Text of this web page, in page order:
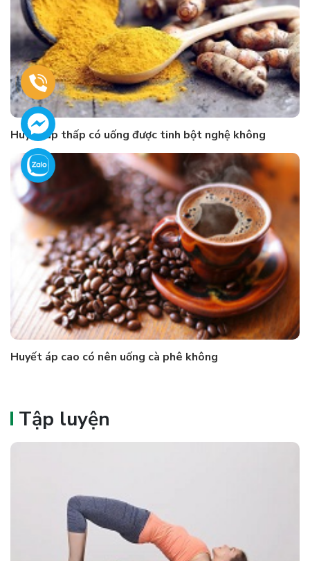
Huyết áp thấp có uống được tinh bột nghệ không
Huyết áp cao có nên uống cà phê không
Tập luyện